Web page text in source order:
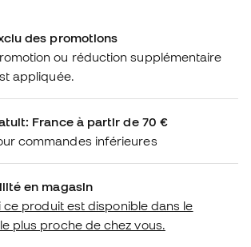
des promotions
ou réduction supplémentaire
appliquée.
France à partir de 70 €
commandes inférieures
en magasin
ce produit est disponible dans le
plus proche de chez vous.